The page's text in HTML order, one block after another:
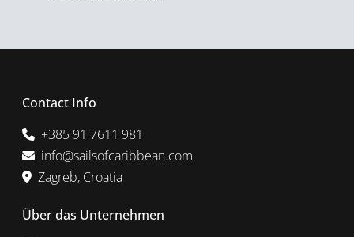
Contact Info
+385 91 7611 981
info@sailsofcaribbean.com
Zagreb, Croatia
Über das Unternehmen